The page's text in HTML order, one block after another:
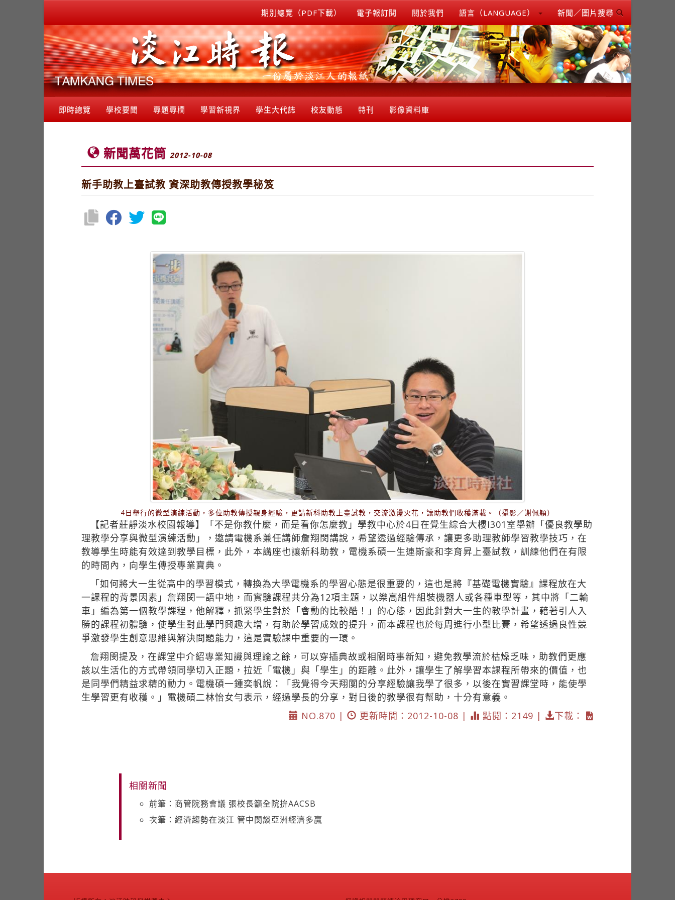
期別總覽（PDF下載） 電子報訂閱 關於我們 語言（LANGUAGE） 新聞／圖片搜尋
即時總覽 學校要聞 專題專欄 學習新視界 學生大代誌 校友動態 特刊 影像資料庫
新聞萬花筒 2012-10-08
新手助教上臺試教 資深助教傳授教學秘笈
4日舉行的微型演練活動，多位助教傳授親身經驗，更請新科助教上臺試教，交流激盪火花，讓助教們收穫滿載。（攝影／謝佩穎）
【記者莊靜淡水校園報導】「不是你教什麼，而是看你怎麼教」學教中心於4日在覺生綜合大樓I301室舉辦「優良教學助
理教學分享與微型演練活動」，邀請電機系兼任講師詹翔閔講說，希望透過經驗傳承，讓更多助理教師學習教學技巧，在
教導學生時能有效達到教學目標，此外，本講座也讓新科助教，電機系碩一生連斯豪和李育昇上臺試教，訓練他們在有限
的時間內，向學生傳授專業寶典。
「如何將大一生從高中的學習模式，轉換為大學電機系的學習心態是很重要的，這也是將『基礎電機實驗』課程放在大
一課程的背景因素」詹翔閔一語中地，而實驗課程共分為12項主題，以樂高組件組裝機器人或各種車型等，其中將「二輪
車」編為第一個教學課程，他解釋，抓緊學生對於「會動的比較酷！」的心態，因此針對大一生的教學計畫，藉著引人入
勝的課程初體驗，使學生對此學門興趣大增，有助於學習成效的提升，而本課程也於每周進行小型比賽，希望透過良性競
爭激發學生創意思維與解決問題能力，這是實驗課中重要的一環。
詹翔閔提及，在課堂中介紹專業知識與理論之餘，可以穿插典故或相關時事新知，避免教學流於枯燥乏味，助教們更應
該以生活化的方式帶領同學切入正題，拉近「電機」與「學生」的距離。此外，讓學生了解學習本課程所帶來的價值，也
是同學們精益求精的動力。電機碩一鍾奕帆說：「我覺得今天翔閺的分享經驗讓我學了很多，以後在實習課堂時，能使學
生學習更有收穫。」電機碩二林怡女勻表示，經過學長的分享，對日後的教學很有幫助，十分有意義。
NO.870 |
更新時間：2012-10-08 | 點閱：2149 | 下載：
相關新聞
前筆：商管院務會議 張校長籲全院拚AACSB
次筆：經濟趨勢在淡江 管中閔談亞洲經濟多贏